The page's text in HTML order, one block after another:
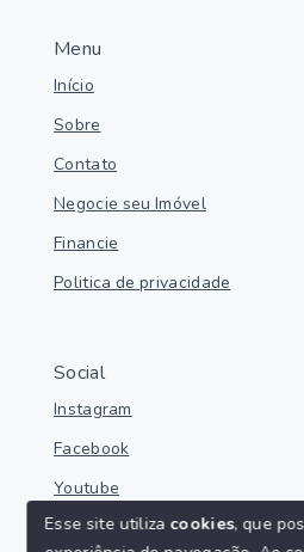
Menu
Início
Sobre
Contato
Negocie seu Imóvel
Financie
Politica de privacidade
Social
Instagram
Facebook
Youtube
Esse site utiliza cookies, que